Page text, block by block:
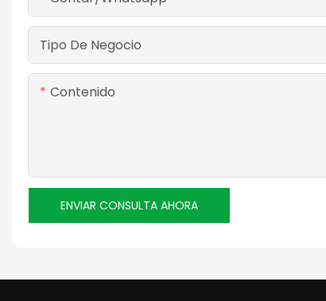
Tipo De Negocio
Contenido
ENVIAR CONSULTA AHORA